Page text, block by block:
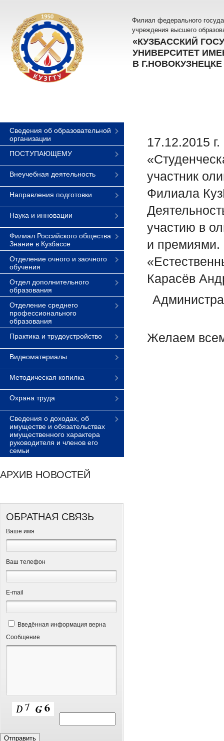
Филиал федерального
учреждения высшего
«КУЗБАССКИЙ
УНИВЕРСИТЕТ
В Г.НОВОКУЗНЕЦКЕ
Сведения об образовательной
организации
ПОСТУПАЮЩЕМУ
Внеучебная деятельность
Направления подготовки
Наука и инновации
Филиал Российского общества
Знание в Кузбассе
Отделение очного и заочного
обучения
Отдел дополнительного
образования
Отделение среднего
профессионального
образования
Практика и трудоустройство
Видеоматериалы
Методическая копилка
Охрана труда
Сведения о доходах, об
имуществе и обязательствах
имущественного характера
руководителя и членов его
семьи
АРХИВ НОВОСТЕЙ
ОБРАТНАЯ СВЯЗЬ
Ваше имя
Ваш телефон
Е-mail
Введённая информация верна
Сообщение
17.12.2015
участник
Филиала
участию в
и премиями.
Карасёв
Желаем